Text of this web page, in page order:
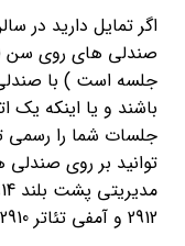
اگر تمایل دارید در
صندلی های روی سن (
جلسه است ) با
باشند و یا اینکه یک
جلسات شما را رسمی
2912 و آمفی تئاتر 2910 می باشد ، برنامه ریزی کنید.